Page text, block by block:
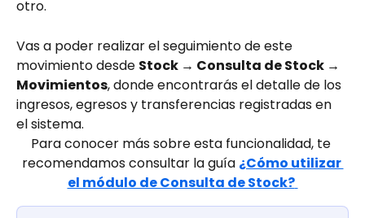
otro.
Vas a poder realizar el seguimiento de este
movimiento desde Stock → Consulta de Stock →
Movimientos, donde encontrarás el detalle de los
ingresos, egresos y transferencias registradas en
el sistema.
Para conocer más sobre esta funcionalidad, te
recomendamos consultar la guía ¿Cómo utilizar
el módulo de Consulta de Stock?